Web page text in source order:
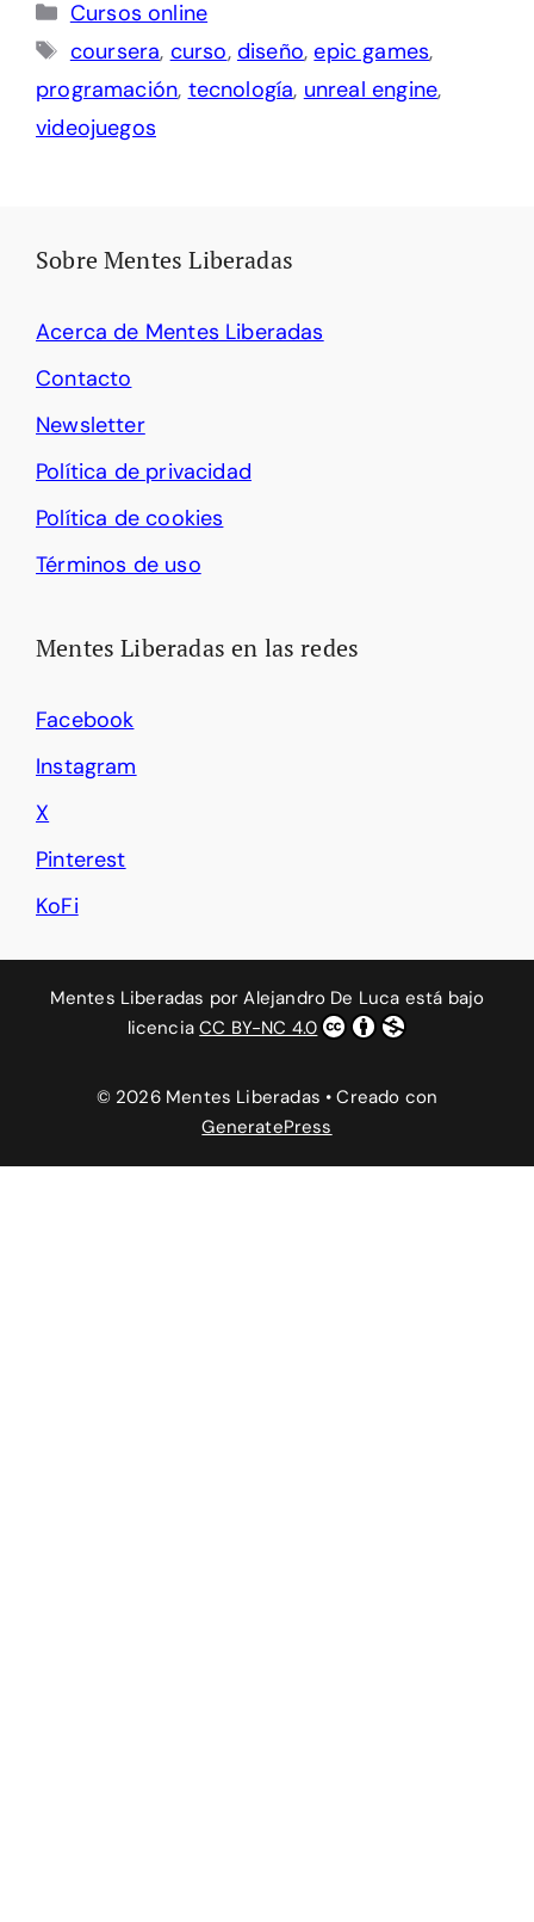
Categorías
Cursos online
Etiquetas
coursera, curso, diseño,epic games,
programación, tecnología, unreal engine,
videojuegos
Sobre Mentes Liberadas
Acerca de Mentes Liberadas
Contacto
Newsletter
Política de privacidad
Política de cookies
Términos de uso
Mentes Liberadas en las redes
Facebook
Instagram
X
Pinterest
KoFi
Mentes Liberadas porAlejandro De Luca está bajo
licenciaCC BY-NC 4.0
© 2026 Mentes Liberadas • Creado con
GeneratePress